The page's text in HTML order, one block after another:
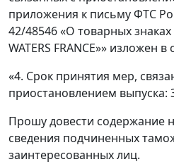
приложения к письму ФТС
42/48546 «О товарных знаках
WATERS FRANCE»» изложен
«4. Срок принятия мер,
приостановлением выпуска:
Прошу довести содержание
сведения подчиненных
заинтересованных лиц.